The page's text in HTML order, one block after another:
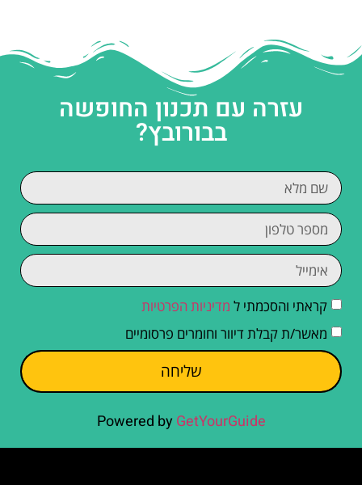
עזרה עם תכנון החופשה
בבורובץ?
קראתי והסכמתי ל מדיניות הפרטיות
מאשר/ת קבלת דיוור וחומרים פרסומיים
שליחה
Powered by GetYourGuide